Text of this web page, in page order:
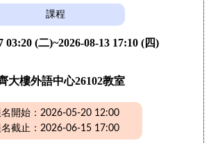
課程
03:20 (二)~2026-08-13 17:10 (四)
大樓外語中心26102教室
名開始：2026-05-20 12:00
名截止：2026-06-15 17:00